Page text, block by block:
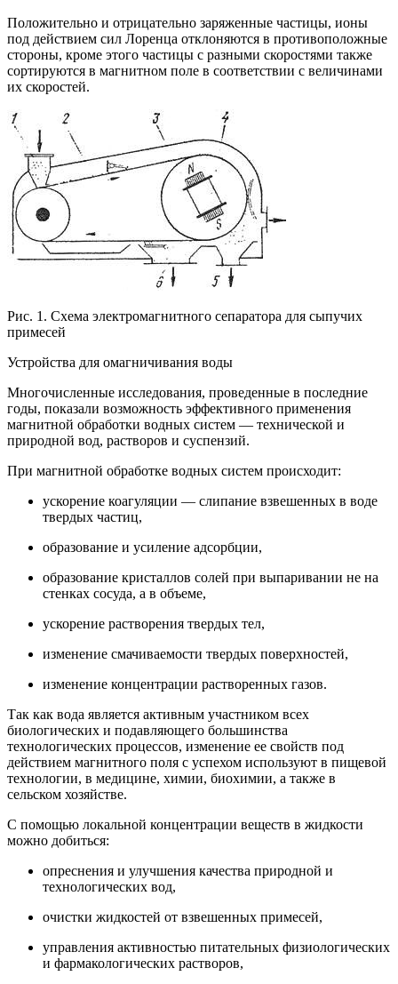
Положительно и отрицательно заряженные частицы, ионы
под действием сил Лоренца отклоняются в противоположные
стороны, кроме этого частицы с разными скоростями также
сортируются в магнитном поле в соответствии с величинами
их скоростей.
Рис. 1. Схема электромагнитного сепаратора для сыпучих
примесей
Устройства для омагничивания воды
Многочисленные исследования, проведенные в последние
годы, показали возможность эффективного применения
магнитной обработки водных систем — технической и
природной вод, растворов и суспензий.
При магнитной обработке водных систем происходит:
ускорение коагуляции — слипание взвешенных в воде
твердых частиц,
образование и усиление адсорбции,
образование кристаллов солей при выпаривании не на
стенках сосуда, а в объеме,
ускорение растворения твердых тел,
изменение смачиваемости твердых поверхностей,
изменение концентрации растворенных газов.
Так как вода является активным участником всех
биологических и подавляющего большинства
технологических процессов, изменение ее свойств под
действием магнитного поля с успехом используют в пищевой
технологии, в медицине, химии, биохимии, а также в
сельском хозяйстве.
С помощью локальной концентрации веществ в жидкости
можно добиться:
опреснения и улучшения качества природной и
технологических вод,
очистки жидкостей от взвешенных примесей,
управления активностью питательных физиологических
и фармакологических растворов,